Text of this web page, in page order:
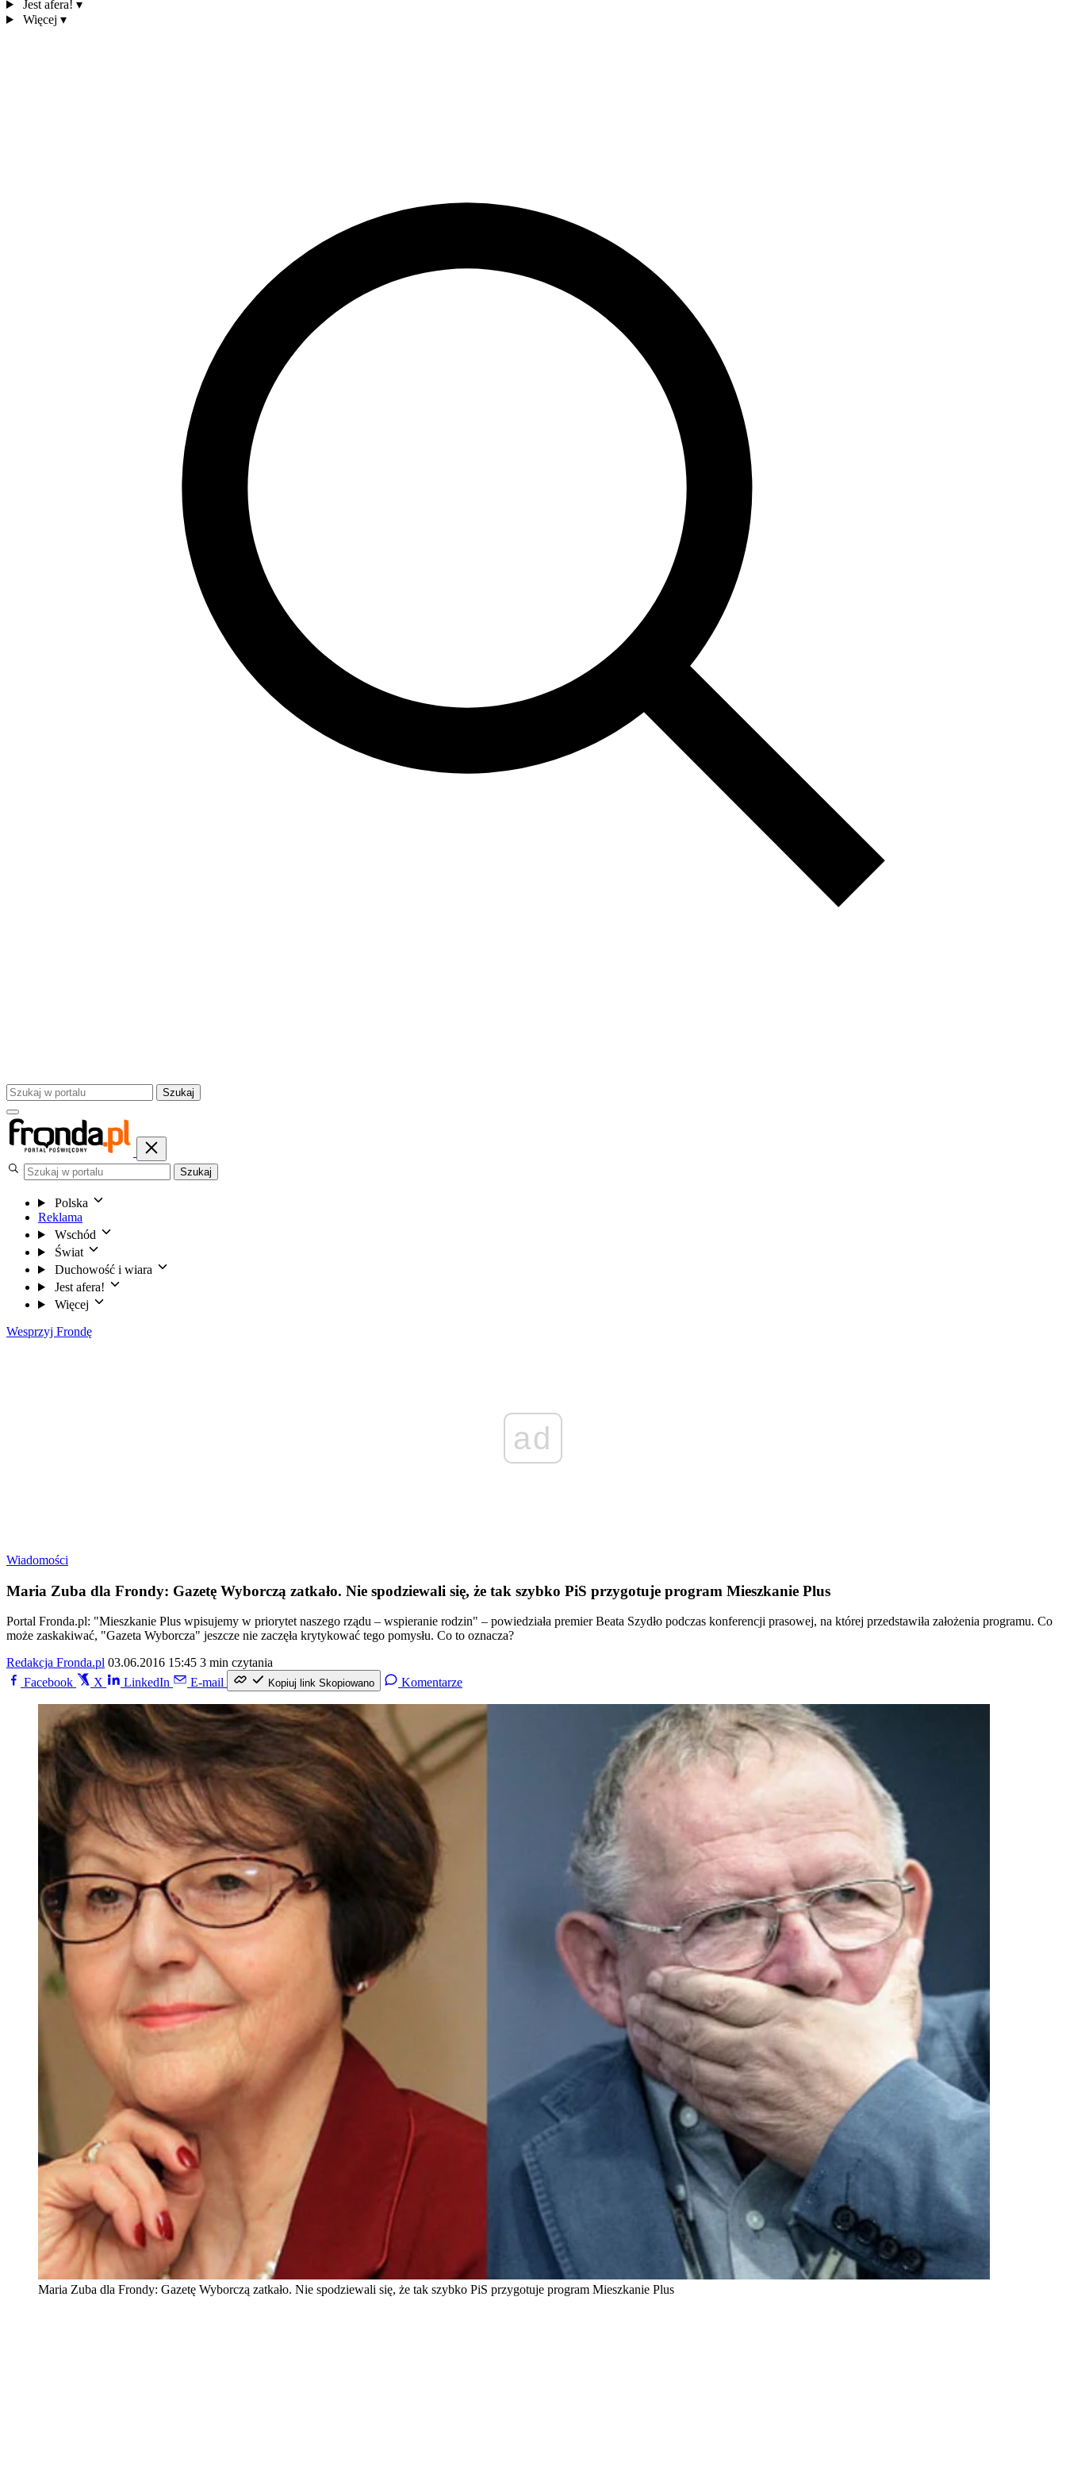
Jest afera! ▾
Więcej ▾
Szukaj
Szukaj
Polska
Reklama
Wschód
Świat
Duchowość i wiara
Jest afera!
Więcej
Wesprzyj Frondę
ad
Wiadomości
Maria Zuba dla Frondy: Gazetę Wyborczą zatkało. Nie spodziewali się, że tak szybko PiS przygotuje program Mieszkanie Plus
Portal Fronda.pl: "Mieszkanie Plus wpisujemy w priorytet naszego rządu – wspieranie rodzin" – powiedziała premier Beata Szydło podczas konferencji prasowej, na której przedstawiła założenia programu. Co
może zaskakiwać, "Gazeta Wyborcza" jeszcze nie zaczęła krytykować tego pomysłu. Co to oznacza?
Redakcja Fronda.pl 03.06.2016 15:45 3 min czytania
Facebook
X LinkedIn E-mail Kopiuj link Skopiowano Komentarze
Maria Zuba dla Frondy: Gazetę Wyborczą zatkało. Nie spodziewali się, że tak szybko PiS przygotuje program Mieszkanie Plus